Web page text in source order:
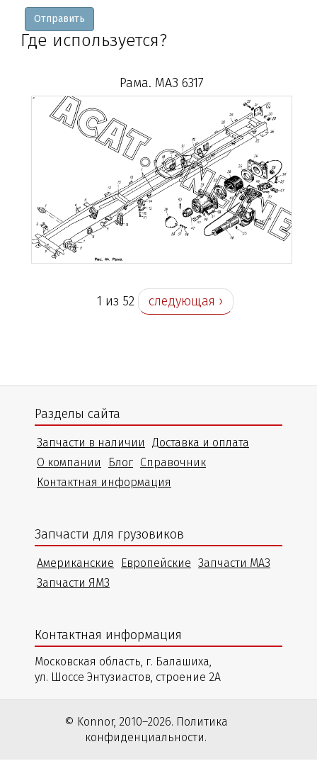
Отправить
Где используется?
Рама. МАЗ 6317
1 из 52 следующая ›
Разделы сайта
Запчасти в наличии
Доставка и оплата
О компании
Блог Справочник
Контактная информация
Запчасти для грузовиков
Американские Европейские Запчасти МАЗ
Запчасти ЯМЗ
Контактная информация
Московская область, г. Балашиха,
ул. Шоссе Энтузиастов, строение 2А
© Konnor, 2010–2026. Политика
конфиденциальности.